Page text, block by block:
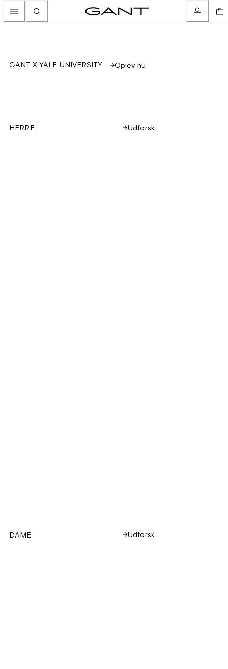
GANT X YALE UNIVERSITY Oplev nu
HERRE Udforsk
DAME Udforsk